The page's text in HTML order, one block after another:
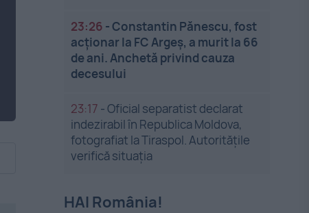
23:26 -Constantin Pănescu, fost
acționar la FC Argeș, a murit la 66
de ani. Anchetă privind cauza
decesului
23:17 -Oficial separatist declarat
indezirabil în Republica Moldova,
fotografiat la Tiraspol. Autoritățile
verifică situația
HAI România!